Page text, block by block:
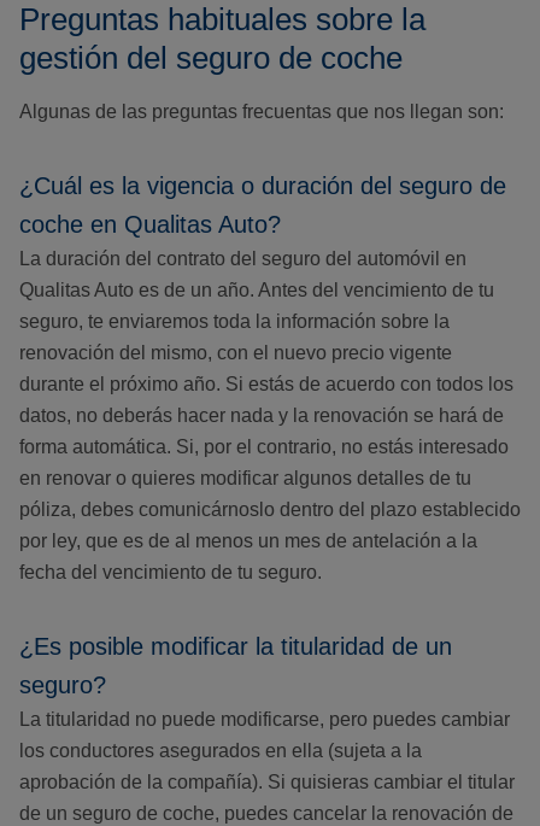
Preguntas habituales sobre la
gestión del seguro de coche
Algunas de las preguntas frecuentas que nos llegan son:
¿Cuál es la vigencia o duración del seguro de
coche en Qualitas Auto?
La duración del contrato del seguro del automóvil en
Qualitas Auto es de un año. Antes del vencimiento de tu
seguro, te enviaremos toda la información sobre la
renovación del mismo, con el nuevo precio vigente
durante el próximo año. Si estás de acuerdo con todos los
datos, no deberás hacer nada y la renovación se hará de
forma automática. Si, por el contrario, no estás interesado
en renovar o quieres modificar algunos detalles de tu
póliza, debes comunicárnoslo dentro del plazo establecido
por ley, que es de al menos un mes de antelación a la
fecha del vencimiento de tu seguro.
¿Es posible modificar la titularidad de un
seguro?
La titularidad no puede modificarse, pero puedes cambiar
los conductores asegurados en ella (sujeta a la
aprobación de la compañía). Si quisieras cambiar el titular
de un seguro de coche, puedes cancelar la renovación de